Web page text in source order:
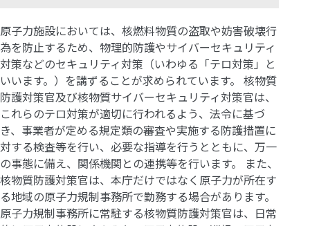
原子力施設においては、核燃料物質の盗取や妨害破壊行
為を防止するため、物理的防護やサイバーセキュリティ
対策などのセキュリティ対策（いわゆる「テロ対策」と
いいます。）を講ずることが求められています。 核物質
防護対策官及び核物質サイバーセキュリティ対策官は、
これらのテロ対策が適切に行われるよう、法令に基づ
き、事業者が定める規定類の審査や実施する防護措置に
対する検査等を行い、必要な指導を行うとともに、万一
の事態に備え、関係機関との連携等を行います。 また、
核物質防護対策官は、本庁だけではなく原子力が所在す
る地域の原子力規制事務所で勤務する場合があります。
原子力規制事務所に常駐する核物質防護対策官は、日常